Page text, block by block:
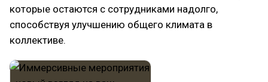
которые остаются с сотрудниками надолго,
способствуя улучшению общего климата в
коллективе.